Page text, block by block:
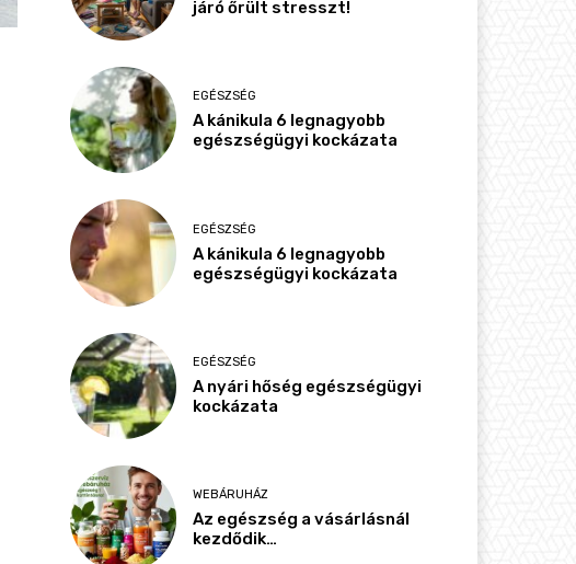
járó őrült stresszt!
EGÉSZSÉG
A kánikula 6 legnagyobb
egészségügyi kockázata
EGÉSZSÉG
A kánikula 6 legnagyobb
egészségügyi kockázata
EGÉSZSÉG
A nyári hőség egészségügyi
kockázata
WEBÁRUHÁZ
Az egészség a vásárlásnál
kezdődik…